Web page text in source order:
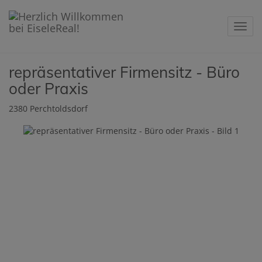
repräsentativer Firmensitz - Büro
oder Praxis
2380 Perchtoldsdorf